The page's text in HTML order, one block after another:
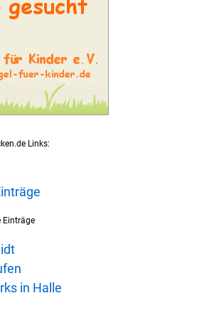
Links:
Einträge
in Halle